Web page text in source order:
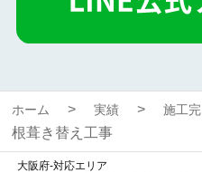
ホーム 実績 施工
根葺き替え工事
大阪府-対応エリア